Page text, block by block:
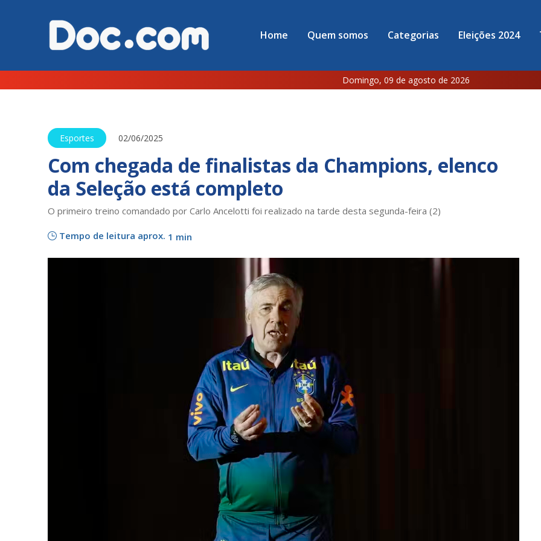
Home Quem somos Categorias Eleições 2024
Domingo, 09 de agosto de 2026
Esportes 02/06/2025
Com chegada de finalistas da Champions, elenco
da Seleção está completo
O primeiro treino comandado por Carlo Ancelotti foi realizado na tarde desta segunda-feira (2)
Tempo de leitura aprox. 1 min